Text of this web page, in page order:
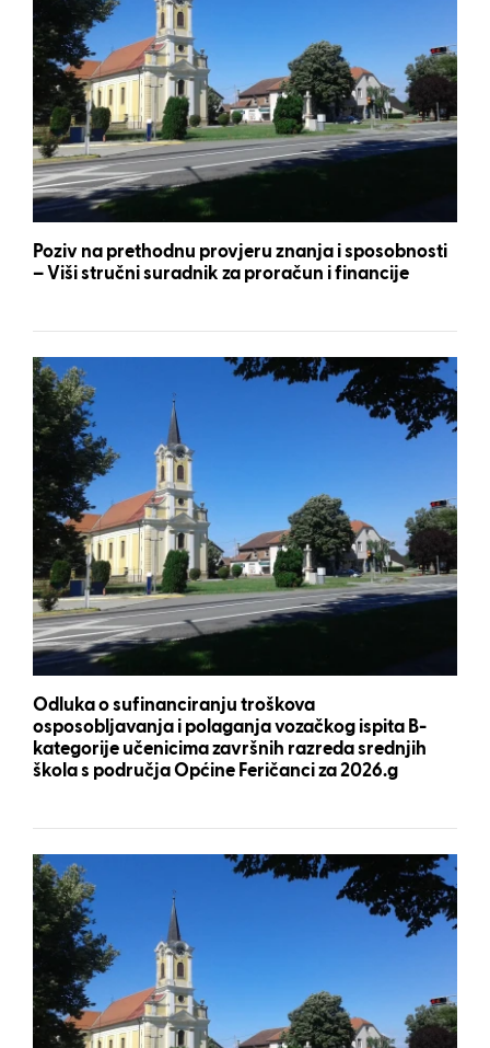
Poziv na prethodnu provjeru znanja i sposobnosti
– Viši stručni suradnik za proračun i financije
Odluka o sufinanciranju troškova
osposobljavanja i polaganja vozačkog ispita B-
kategorije učenicima završnih razreda srednjih
škola s područja Općine Feričanci za 2026.g